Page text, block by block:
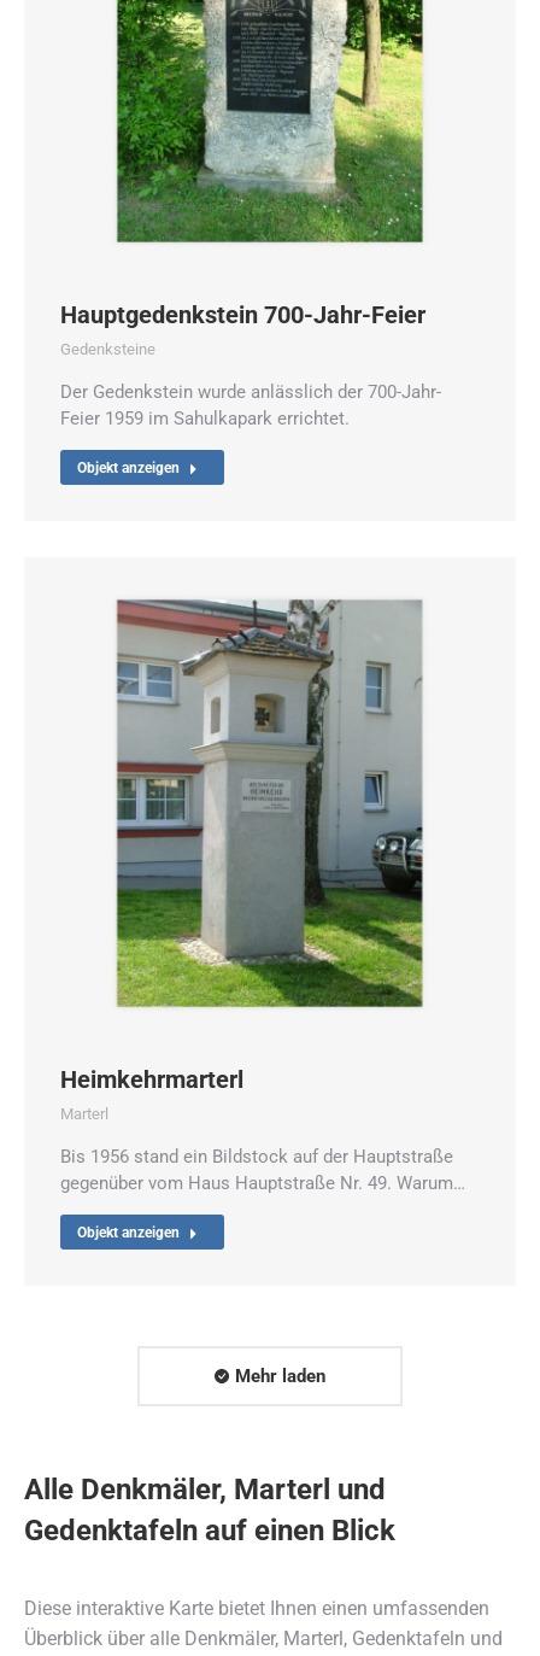
Hauptgedenkstein 700-Jahr-Feier
Gedenksteine
Der Gedenkstein wurde anlässlich der 700-Jahr-
Feier 1959 im Sahulkapark errichtet.
Objekt anzeigen
Heimkehrmarterl
Marterl
Bis 1956 stand ein Bildstock auf der Hauptstraße
gegenüber vom Haus Hauptstraße Nr. 49. Warum…
Objekt anzeigen
Mehr laden
Alle Denkmäler, Marterl und
Gedenktafeln auf einen Blick
Diese interaktive Karte bietet Ihnen einen umfassenden
Überblick über alle Denkmäler, Marterl, Gedenktafeln und